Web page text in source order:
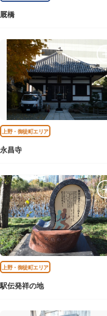
厩橋
上野・御徒町エリア
永昌寺
上野・御徒町エリア
駅伝発祥の地